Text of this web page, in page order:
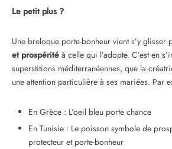
Le petit plus ?
Une breloque porte-bonheur vient s’y glisser
et prospérité à celle qui l’adopte. C’est en
superstitions méditerranéennes, que la
une attention particulière à ses mariées. Par
En Grèce : L’oeil bleu porte chance
En Tunisie : Le poisson symbole de
protecteur et porte-bonheur